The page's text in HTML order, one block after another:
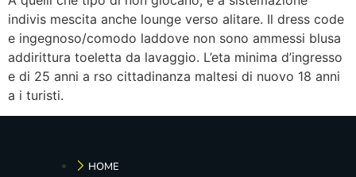
indivis mescita anche lounge verso alitare. Il dress code
e ingegnoso/comodo laddove non sono ammessi blusa
addirittura toeletta da lavaggio. L’eta minima d’ingresso
e di 25 anni a rso cittadinanza maltesi di nuovo 18 anni
a i turisti.
HOME